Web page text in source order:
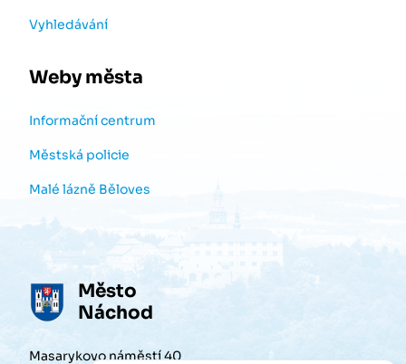
Vyhledávání
Weby města
Informační centrum
Městská policie
Malé lázně Běloves
Město
Náchod
Masarykovo náměstí 40